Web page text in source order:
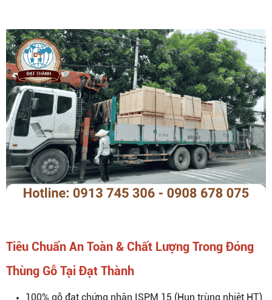
Tiêu Chuẩn An Toàn & Chất Lượng Trong Đóng
Thùng Gỗ Tại Đạt Thành
100% gỗ đạt chứng nhận ISPM 15 (Hun trùng nhiệt HT)